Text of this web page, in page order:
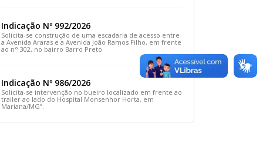
Indicação Nº 992/2026
Solicita-se construção de uma escadaria de acesso entre
a Avenida Araras e a Avenida João Ramos Filho, em frente
ao n° 302, no bairro Barro Preto
Indicação Nº 986/2026
Solicita-se intervenção no bueiro localizado em frente ao
trailer ao lado do Hospital Monsenhor Horta, em
Mariana/MG”.